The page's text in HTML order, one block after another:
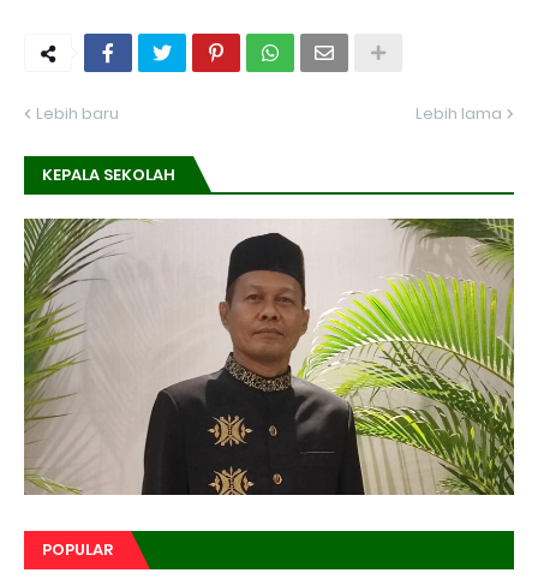
Lebih baru Lebih lama
KEPALA SEKOLAH
POPULAR